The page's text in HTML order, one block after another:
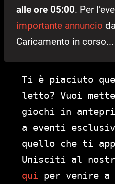
alle ore 05:00. Per
importante annuncio
Caricamento in corso...
Ti è piaciuto
letto? Vuoi
giochi in
a eventi
quello che ti
Unisciti al
qui per venire